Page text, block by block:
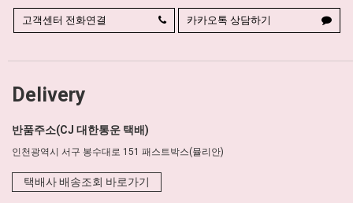
고객센터 전화연결 카카오톡 상담하기
Delivery
반품주소(CJ 대한통운 택배)
인천광역시 서구 봉수대로 151 패스트박스(뮬리안)
택배사 배송조회 바로가기